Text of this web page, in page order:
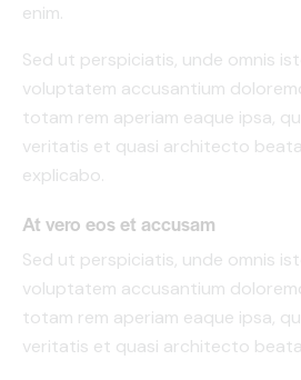
enim.
Sed ut perspiciatis, unde omnis
voluptatem accusantium
totam rem aperiam eaque ipsa,
veritatis et quasi architecto
explicabo.
At vero eos et accusam
Sed ut perspiciatis, unde omnis
voluptatem accusantium
totam rem aperiam eaque ipsa,
veritatis et quasi architecto